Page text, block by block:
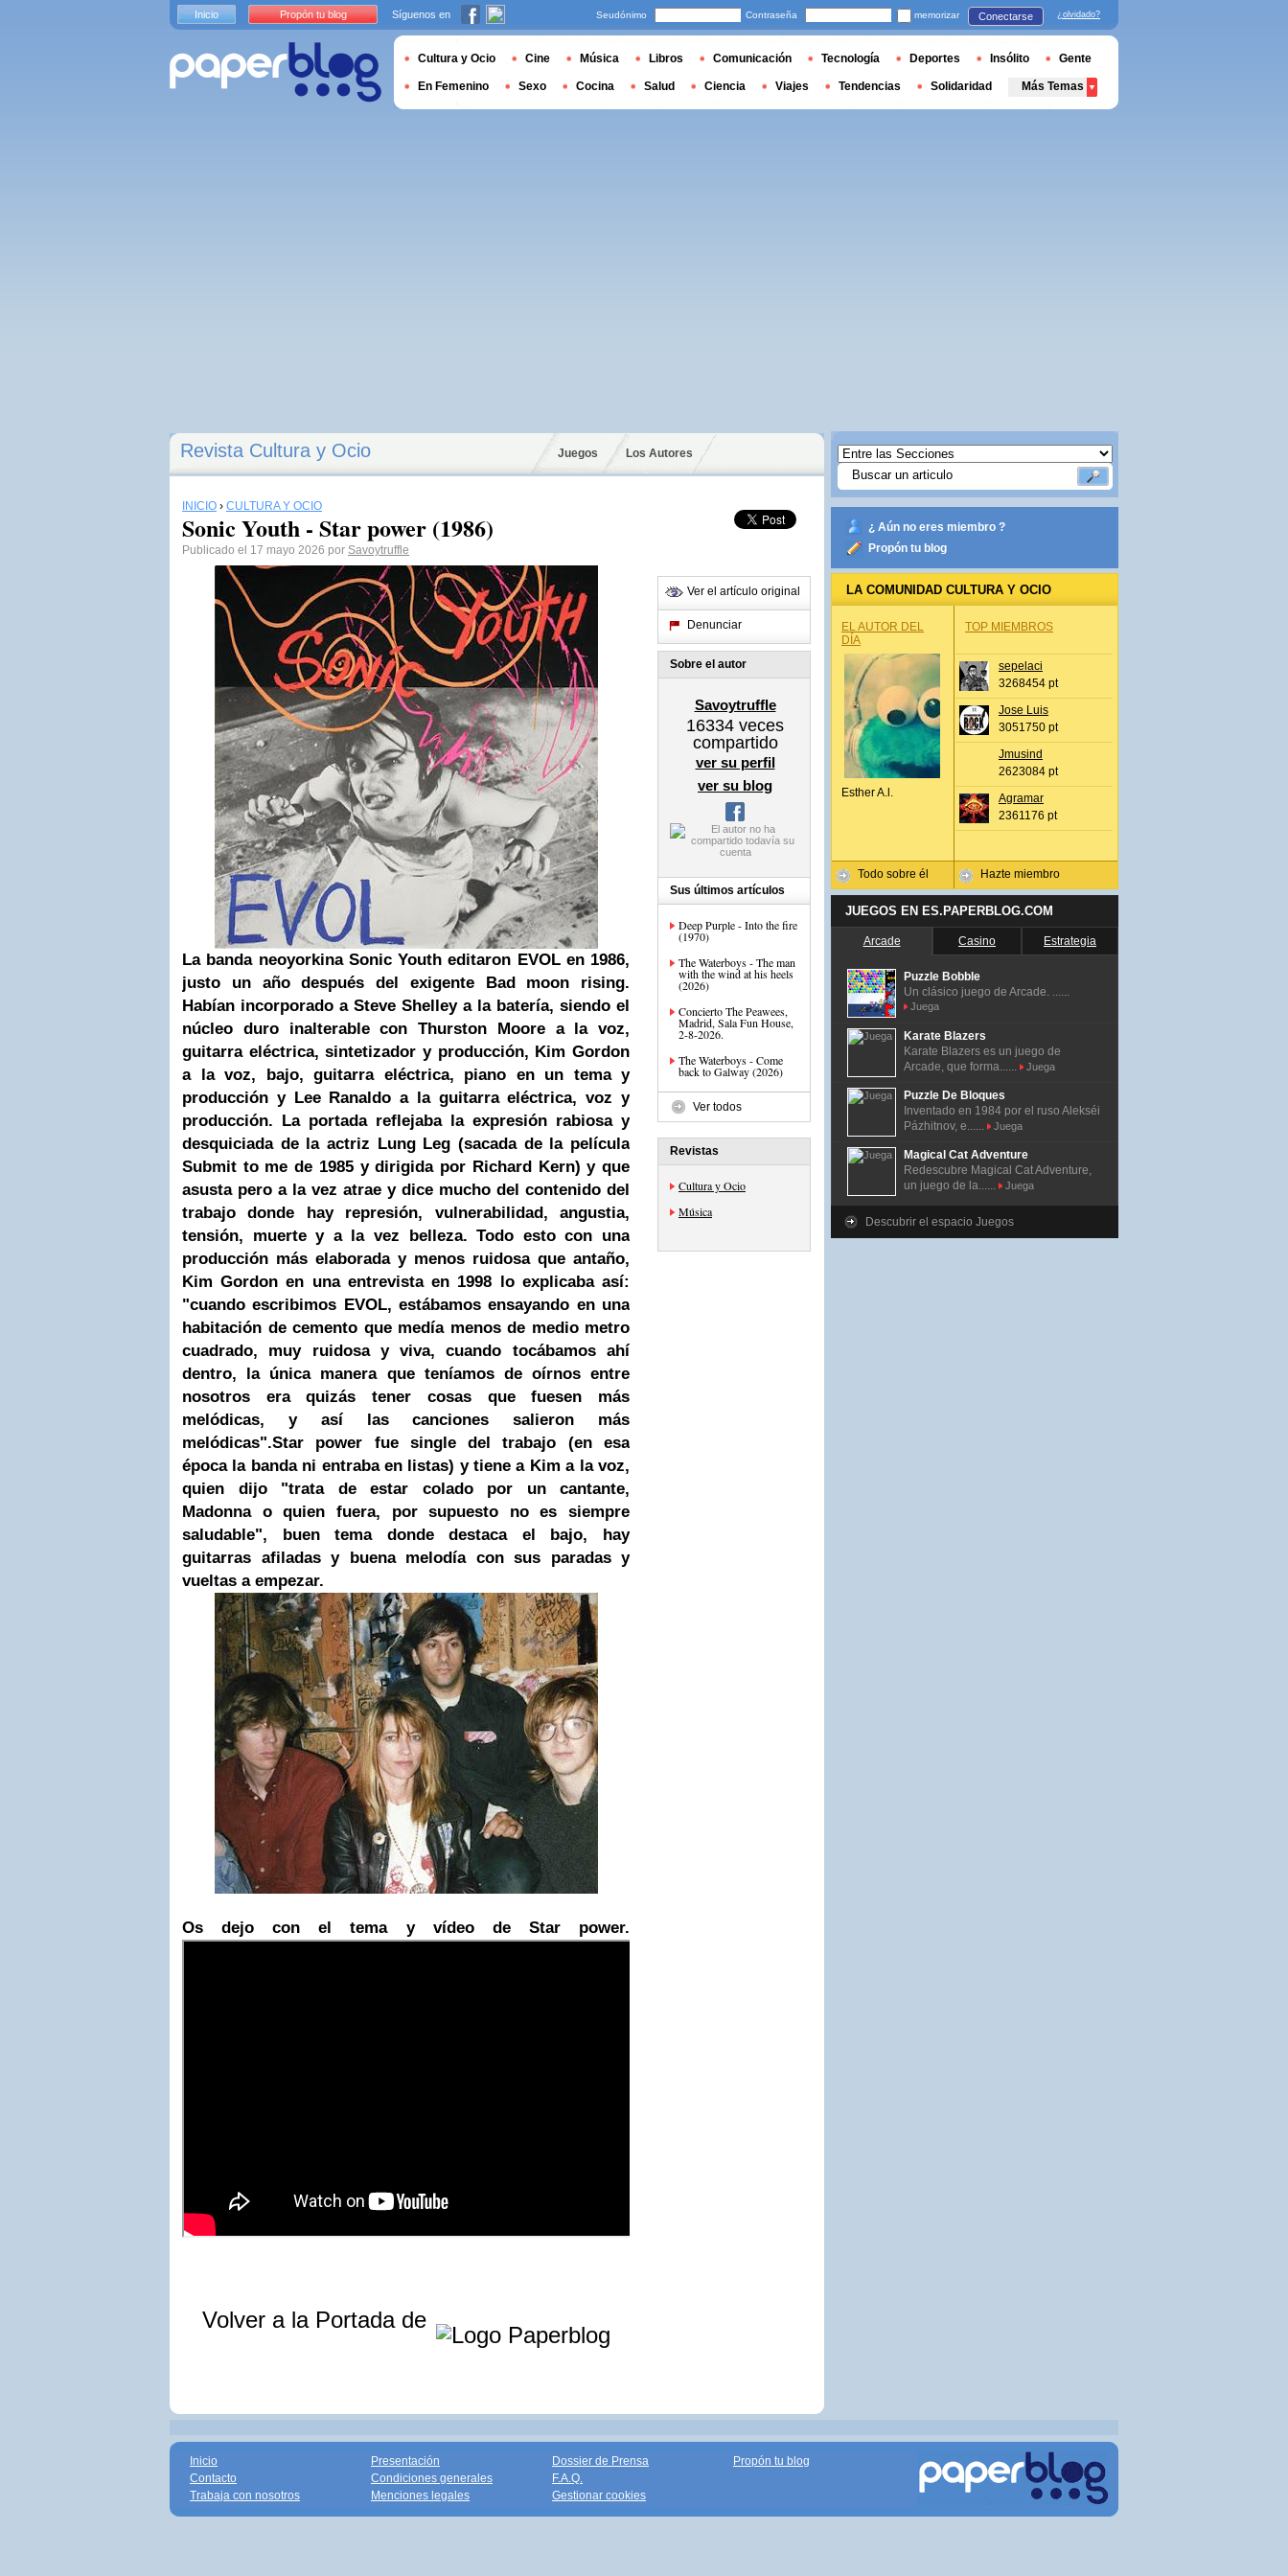
Revista Cultura y Ocio Juegos Los Autores
INICIO › CULTURA Y OCIO
Sonic Youth - Star power (1986)
Publicado el 17 mayo 2026 por Savoytruffle
La banda neoyorkina Sonic Youth editaron EVOL en 1986,
justo un año después del exigente Bad moon rising.
Habían incorporado a Steve Shelley a la batería, siendo el
núcleo duro inalterable con Thurston Moore a la voz,
guitarra eléctrica, sintetizador y producción, Kim Gordon
a la voz, bajo, guitarra eléctrica, piano en un tema y
producción y Lee Ranaldo a la guitarra eléctrica, voz y
producción. La portada reflejaba la expresión rabiosa y
desquiciada de la actriz Lung Leg (sacada de la película
Submit to me de 1985 y dirigida por Richard Kern) y que
asusta pero a la vez atrae y dice mucho del contenido del
trabajo donde hay represión, vulnerabilidad, angustia,
tensión, muerte y a la vez belleza. Todo esto con una
producción más elaborada y menos ruidosa que antaño,
Kim Gordon en una entrevista en 1998 lo explicaba así:
"cuando escribimos EVOL, estábamos ensayando en una
habitación de cemento que medía menos de medio metro
cuadrado, muy ruidosa y viva, cuando tocábamos ahí
dentro, la única manera que teníamos de oírnos entre
nosotros era quizás tener cosas que fuesen más
melódicas, y así las canciones salieron más
melódicas".Star power fue single del trabajo (en esa
época la banda ni entraba en listas) y tiene a Kim a la voz,
quien dijo "trata de estar colado por un cantante,
Madonna o quien fuera, por supuesto no es siempre
saludable", buen tema donde destaca el bajo, hay
guitarras afiladas y buena melodía con sus paradas y
vueltas a empezar.
Os dejo con el tema y vídeo de Star power.
Volver a la Portada de
Ver el artículo original
Denunciar
Sobre el autor
Savoytruffle
16334 veces
compartido
ver su perfil
ver su blog
Sus últimos artículos
Deep Purple - Into the fire
(1970)
The Waterboys - The man
with the wind at his heels
(2026)
Concierto The Peawees,
Madrid, Sala Fun House,
2-8-2026.
The Waterboys - Come
back to Galway (2026)
Ver todos
Revistas
Cultura y Ocio
Música
¿ Aún no eres miembro ?
Propón tu blog
LA COMUNIDAD CULTURA Y OCIO
EL AUTOR DEL
DÍA
Esther A.l.
Todo sobre él
TOP MIEMBROS
sepelaci
3268454 pt
Jose Luis
3051750 pt
Jmusind
2623084 pt
Agramar
2361176 pt
Hazte miembro
JUEGOS EN ES.PAPERBLOG.COM
Arcade Casino Estrategia
Puzzle Bobble
Un clásico juego de Arcade. ......
Juega
Karate Blazers
Karate Blazers es un juego de
Arcade, que forma......
Juega
Puzzle De Bloques
Inventado en 1984 por el ruso Alekséi
Pázhitnov, e......
Juega
Magical Cat Adventure
Redescubre Magical Cat Adventure,
un juego de la......
Juega
Descubrir el espacio Juegos
Inicio Propón tu blog Síguenos en Seudónimo Contraseña memorizar Conectarse ¿olvidado?
Cultura y Ocio Cine Música Libros Comunicación Tecnología Deportes Insólito Gente
En Femenino Sexo Cocina Salud Ciencia Viajes Tendencias Solidaridad Más Temas
Inicio
Contacto
Trabaja con nosotros
Presentación
Condiciones generales
Menciones legales
Dossier de Prensa
F.A.Q.
Gestionar cookies
Propón tu blog